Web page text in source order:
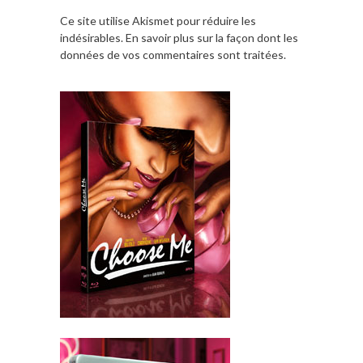
Ce site utilise Akismet pour réduire les
indésirables.En savoir plus sur la façon dont les
données de vos commentaires sont traitées.